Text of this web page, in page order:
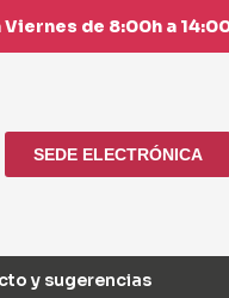
Viernes de 8:00h a
SEDE ELECTRÓNICA
y sugerencias